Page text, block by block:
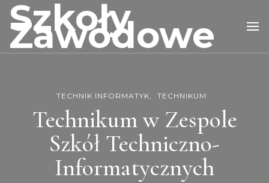
Szkoły
Zawodowe
TECHNIK INFORMATYK TECHNIKUM
Technikum w Zespole
Szkół Techniczno-
Informatycznych